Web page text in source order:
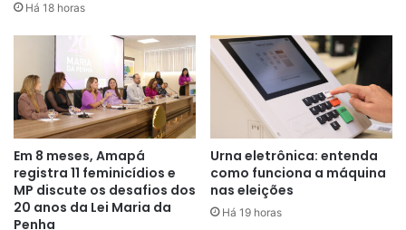
ajudando muito mais na organização por ter um olhar
minucioso e operacional.
“Meu trabalho existe uma atenção criteriosa por se
tratar de prescrição médica e não pode ocorrer falhas.
Hoje declaro com orgulho e experiência que ser mulher
preta e profissional de saúde é gratificante” , diz
orgulhosa.
A característica aguerrida também faz parte da rotina da
Há 18 horas
Em 8 meses, Amapá
registra 11 feminicídios e
MP discute os desafios dos
20 anos da Lei Maria da
Penha
Urna eletrônica: entenda
como funciona a máquina
nas eleições
Há 19 horas